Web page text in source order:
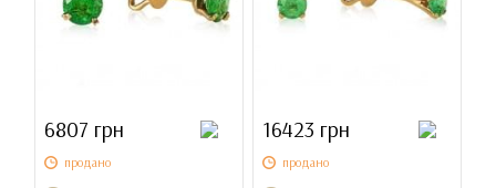
6807 грн
продано
16423 грн
продано